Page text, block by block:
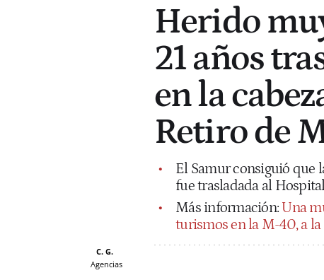
Herido
21 años
en la
Retiro de
El Samur consiguió que
fue trasladada al
Más información: Una
turismos en la M-40, a
C. G.
Agencias